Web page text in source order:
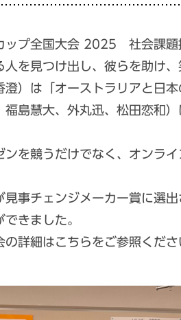
ップ全国大会 2025 社会課
人を見つけ出し、彼らを助け
澄）は「オーストラリアと日
島慧大、外丸迅、松田恋和
を競うだけでなく、オンラ
事チェンジメーカー賞に選
きました。
詳細はこちらをご参照くださ